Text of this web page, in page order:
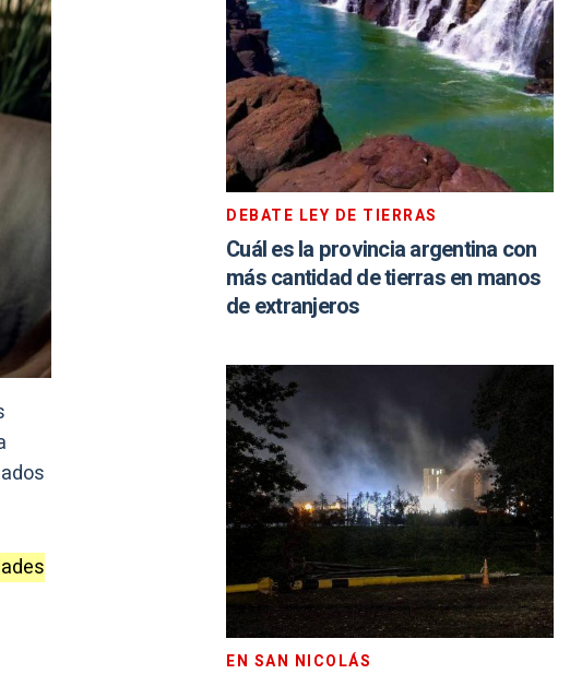
DEBATE LEY DE TIERRAS
Cuál es la provincia argentina con
más cantidad de tierras en manos
de extranjeros
EN SAN NICOLÁS